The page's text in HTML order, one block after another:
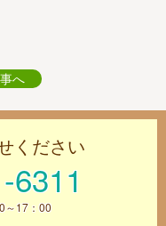
へ
ください
6311
～17：00